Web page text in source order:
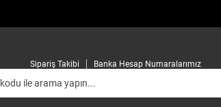
Sipariş Takibi Banka Hesap Numaralarımız